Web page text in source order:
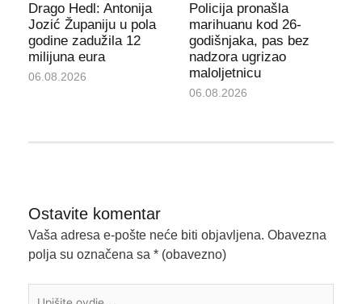
Drago Hedl: Antonija
Jozić Županiju u pola
godine zadužila 12
milijuna eura
06.08.2026
Policija pronašla
marihuanu kod 26-
godišnjaka, pas bez
nadzora ugrizao
maloljetnicu
06.08.2026
Ostavite komentar
Vaša adresa e-pošte neće biti objavljena. Obavezna
polja su označena sa * (obavezno)